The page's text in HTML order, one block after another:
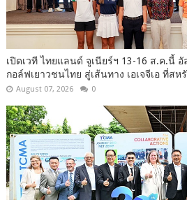
เปิดเวที ไทยแลนด์ จูเนียร์ฯ 13-16 ส.ค.นี้
กอล์ฟเยาวชนไทย สู่เส้นทาง เอเจจีเอ ที่สห
August 07, 2026 0